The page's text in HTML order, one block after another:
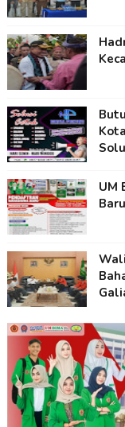
UM